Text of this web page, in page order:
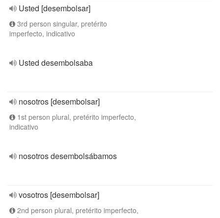
Usted [desembolsar]
3rd person singular, pretérito
imperfecto, indicativo
Usted desembolsaba
nosotros [desembolsar]
1st person plural, pretérito imperfecto,
indicativo
nosotros desembolsábamos
vosotros [desembolsar]
2nd person plural, pretérito imperfecto,